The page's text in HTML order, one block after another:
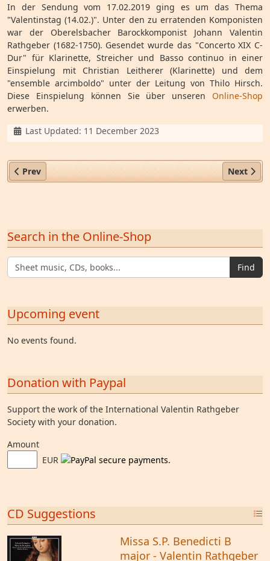
In der Sendung vom 17.02.2019 ging es um das Thema
"Valentinstag (14.02.)". Unter den zu erratenden Komponisten
war der Oberelsbacher Barockkomponist Johann Valentin
Rathgeber (1682-1750). Gesendet wurde das "Concerto XIX C-
Dur" für Klarinette, Streicher und Basso continuo in einer
Einspielung mit Christian Leitherer (Klarinette) und dem
"ensemble arcimboldo" unter der Leitung von Thilo Hirsch.
Diese Einspielung können Sie über unseren Online-Shop
erwerben.
DetailsLast Updated: 11 December 2023
Previous article: Neues zur Biographie des Komponisten P.
Prev Next
Next
Search in the Online-Shop
Find
Upcoming event
No events found.
Donation with Paypal
Support the work of the International Valentin Rathgeber
Society with your donation.
Amount
EUR
CD Suggestions
Missa S.P. Benedicti B
major - Valentin Rathgeber